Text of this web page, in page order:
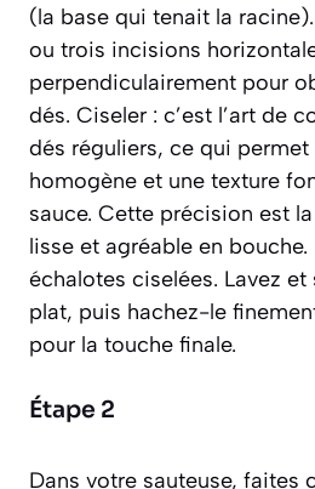
(la base qui tenait la
ou trois incisions
perpendiculairement pour
dés. Ciseler : c’est l’art de
dés réguliers, ce qui permet
homogène et une texture
sauce. Cette précision est la
lisse et agréable en bouche.
échalotes ciselées. Lavez et
plat, puis hachez-le
pour la touche finale.
Étape 2
Dans votre sauteuse, faites